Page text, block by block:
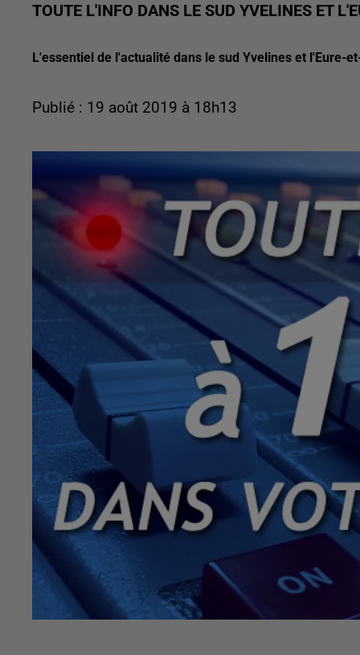
TOUTE L'INFO DANS LE SUD YVELINES ET
L'essentiel de l'actualité dans le sud Yvelines et l'Eure-
Publié : 19 août 2019 à 18h13